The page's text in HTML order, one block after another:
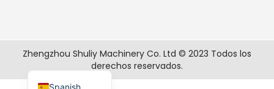
Zhengzhou Shuliy Machinery Co. Ltd © 2023 Todos los
derechos reservados.
Spanish